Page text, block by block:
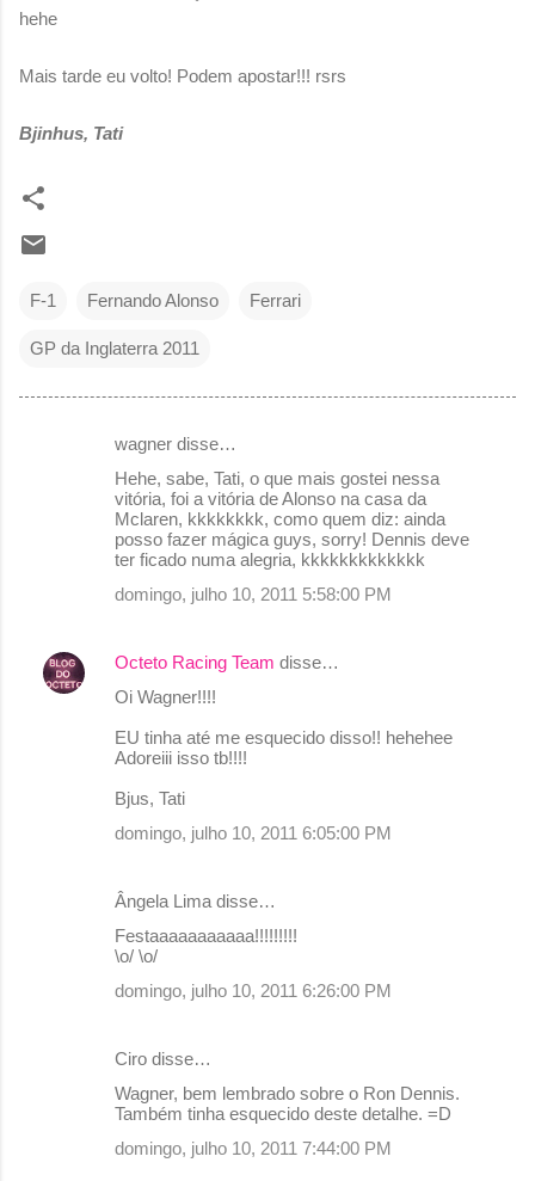
hehe
Mais tarde eu volto! Podem apostar!!! rsrs
Bjinhus, Tati
F-1 Fernando Alonso Ferrari
GP da Inglaterra 2011
á
r
wagner disse…
Hehe, sabe, Tati, o que mais gostei nessa
vitória, foi a vitória de Alonso na casa da
Mclaren, kkkkkkkk, como quem diz: ainda
posso fazer mágica guys, sorry! Dennis deve
ter ficado numa alegria, kkkkkkkkkkkkk
domingo, julho 10, 2011 5:58:00 PM
Octeto Racing Team disse…
Oi Wagner!!!!
EU tinha até me esquecido disso!! hehehee
Adoreiii isso tb!!!!
Bjus, Tati
domingo, julho 10, 2011 6:05:00 PM
Ângela Lima disse…
Festaaaaaaaaaaa!!!!!!!!!
\o/ \o/
domingo, julho 10, 2011 6:26:00 PM
Ciro disse…
Wagner, bem lembrado sobre o Ron Dennis.
Também tinha esquecido deste detalhe. =D
domingo, julho 10, 2011 7:44:00 PM